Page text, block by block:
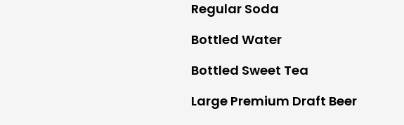
Regular Soda
Bottled Water
Bottled Sweet Tea
Large Premium Draft Beer